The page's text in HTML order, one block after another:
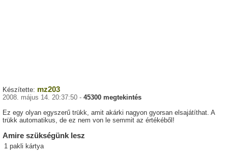
Készítette: mz203
2008. május 14. 20:37:50 - 45300 megtekintés
Ez egy olyan egyszerű trükk, amit akárki nagyon gyorsan elsajátíthat. A
trükk automatikus, de ez nem von le semmit az értékéből!
Amire szükségünk lesz
1 pakli kártya